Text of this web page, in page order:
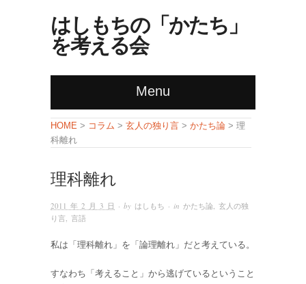
はしもちの「かたち」
を考える会
Menu
HOME > コラム > 玄人の独り言 > かたち論 > 理
科離れ
理科離れ
2011 年 2 月 3 日 · by はしもち · in かたち論, 玄人の独
り言, 言語
私は「理科離れ」を「論理離れ」だと考えている。
すなわち「考えること」から逃げているということ